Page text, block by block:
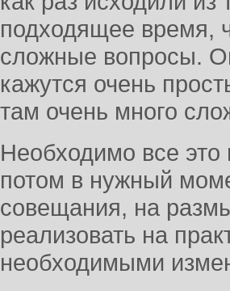
подходящее время,
сложные вопросы.
кажутся очень
там очень много
Необходимо все
потом в нужный
совещания, на
реализовать на
необходимыми